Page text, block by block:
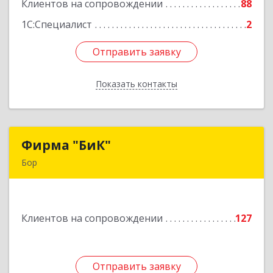
Клиентов на сопровождении
88
1С:Специалист
2
Отправить заявку
Показать контакты
Подробнее
Отправить заявку
Назад
Фирма "БиК"
Бор
Клиентов на сопровождении 127
Отправить заявку
Подробнее
Отправить заявку